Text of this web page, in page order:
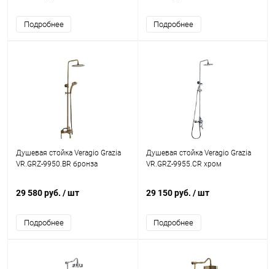
Подробнее Подробнее
Душевая стойка Veragio Grazia
VR.GRZ-9950.BR бронза
29 580 руб. / шт
Подробнее
Душевая стойка Veragio Grazia
VR.GRZ-9955.CR хром
29 150 руб. / шт
Подробнее